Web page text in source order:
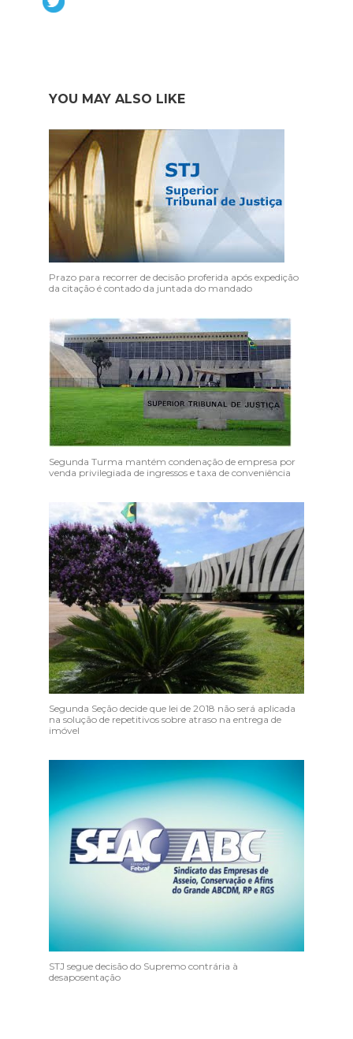
YOU MAY ALSO LIKE
Prazo para recorrer de decisão proferida após expedição
da citação é contado da juntada do mandado
Segunda Turma mantém condenação de empresa por
venda privilegiada de ingressos e taxa de conveniência
Segunda Seção decide que lei de 2018 não será aplicada
na solução de repetitivos sobre atraso na entrega de
imóvel
STJ segue decisão do Supremo contrária à
desaposentação